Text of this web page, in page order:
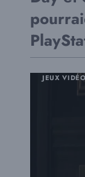
JEUX VIDÉO